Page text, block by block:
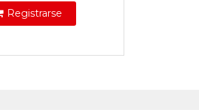
Registrarse